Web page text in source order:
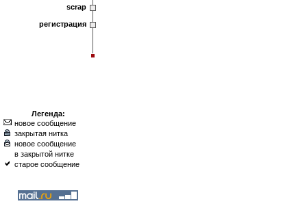
scrap
регистрация
Легенда:
новое сообщение
закрытая нитка
новое сообщение
в закрытой нитке
старое сообщение